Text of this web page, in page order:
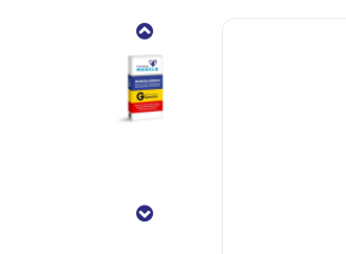
Amoxicilina
Clavulanato
Potassio